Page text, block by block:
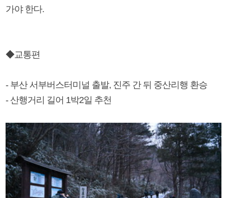
가야 한다.
◆교통편
- 부산 서부버스터미널 출발, 진주 간 뒤 중산리행 환승
- 산행거리 길어 1박2일 추천